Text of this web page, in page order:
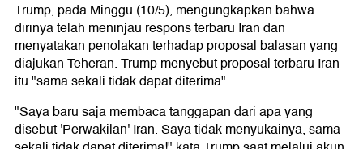
Trump, pada Minggu (10/5), mengungkapkan bahwa
dirinya telah meninjau respons terbaru Iran dan
menyatakan penolakan terhadap proposal balasan yang
diajukan Teheran. Trump menyebut proposal terbaru Iran
itu "sama sekali tidak dapat diterima".
"Saya baru saja membaca tanggapan dari apa yang
disebut 'Perwakilan' Iran. Saya tidak menyukainya, sama